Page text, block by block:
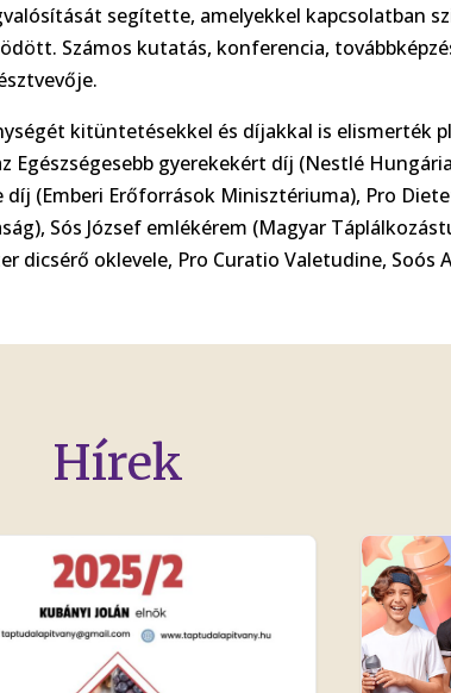
segítette, amelyekkel kapcsolatban
Számos kutatás, konferencia,
kitüntetésekkel és díjakkal is elismerték
Egészségesebb gyerekekért díj (Nestlé
díj (Emberi Erőforrások Minisztériuma), Pro
Sós József emlékérem (Magyar
dicsérő oklevele, Pro Curatio Valetudine, Soós
Hírek